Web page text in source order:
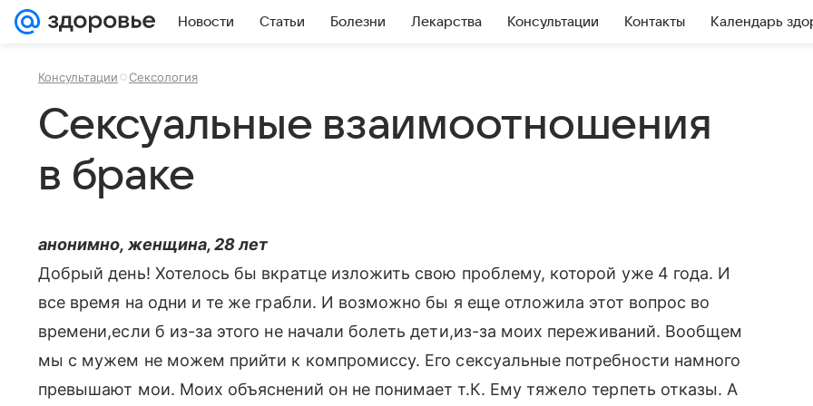
Новости Статьи Болезни Лекарства Консультации Контакты Календарь
Консультации Сексология
Сексуальные взаимоотношения
в браке
анонимно, женщина, 28 лет
Добрый день! Хотелось бы вкратце изложить свою проблему, которой уже 4 года. И
все время на одни и те же грабли. И возможно бы я еще отложила этот вопрос во
времени,если б из-за этого не начали болеть дети,из-за моих переживаний. Вообщем
мы с мужем не можем прийти к компромиссу. Его сексуальные потребности намного
превышают мои. Моих объяснений он не понимает т.К. Ему тяжело терпеть отказы. А